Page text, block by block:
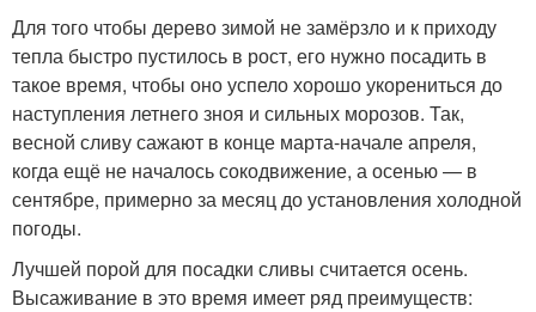
Для того чтобы дерево зимой не замёрзло и к приходу
тепла быстро пустилось в рост, его нужно посадить в
такое время, чтобы оно успело хорошо укорениться до
наступления летнего зноя и сильных морозов. Так,
весной сливу сажают в конце марта-начале апреля,
когда ещё не началось сокодвижение, а осенью — в
сентябре, примерно за месяц до установления холодной
погоды.
Лучшей порой для посадки сливы считается осень.
Высаживание в это время имеет ряд преимуществ: